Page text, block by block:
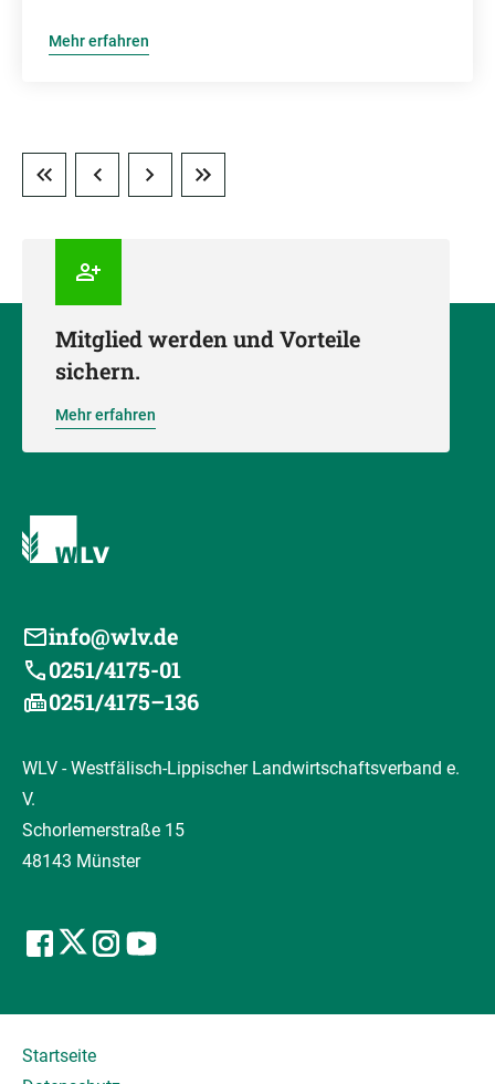
Mehr erfahren
Mitglied werden und Vorteile
sichern.
Mehr erfahren
info@wlv.de
0251/4175-01
0251/4175–136
WLV - Westfälisch-Lippischer Landwirtschaftsverband e.
V.
Schorlemerstraße 15
48143 Münster
Startseite